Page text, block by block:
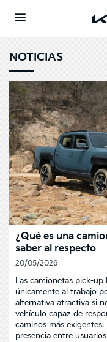
NOTICIAS
¿Qué es una
saber al respecto
20/05/2026
Las camionetas pick-up
únicamente al trabajo
alternativa atractiva si
vehículo capaz de
caminos más
presencia entre